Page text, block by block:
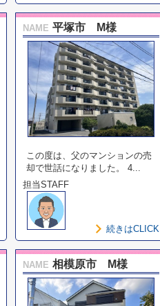
NAME 平塚市 M様
この度は、父のマンションの売
却で世話になりました。 4...
担当STAFF
続きはCLICK
NAME 相模原市 M様